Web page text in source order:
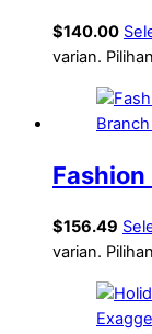
Natural
Silver
$140.00
varian.
Lake
$156.49
varian.